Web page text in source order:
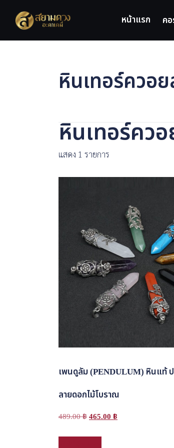
content
หน้าแรก ค
หินเทอร์ควอ
หินเทอร์คว
แสดง 1 รายการ
เพนดูลัม (PENDULUM) หินแท้
ลายดอกไม้โบราณ
489.00฿Original
465.00฿
This